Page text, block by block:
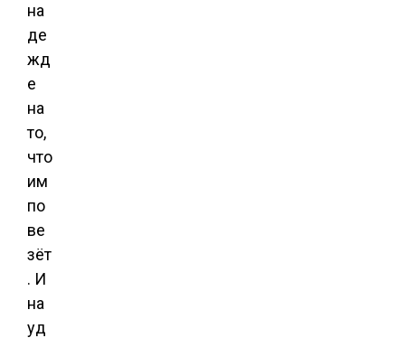
на
де
жд
е
на
то,
что
им
по
ве
зёт
. И
на
уд